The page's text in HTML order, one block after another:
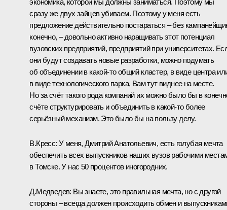
экономика, которой мы должны заниматься. Поэтому мы
сразу же двух зайцев убиваем. Поэтому у меня есть
предложение действительно постараться – без
конечно, – довольно активно наращивать этот потенциал
вузовских предприятий, предприятий при университетах.
они будут создавать новые разработки, можно подумать
об объединении в какой‑то общий кластер, в виде центра
в виде технологического парка, Вам тут виднее на месте.
Но за счёт такого рода компаний их можно было бы в
счёте структурировать и объединить в какой‑то более
серьёзный механизм. Это было бы на пользу делу.
В.Кресс: У меня, Дмитрий Анатольевич, есть голубая мечта
обеспечить всех выпускников наших вузов рабочими
в Томске. У нас 50 процентов иногородних.
Д.Медведев: Вы знаете, это правильная мечта, но с другой
стороны – всегда должен происходить обмен и